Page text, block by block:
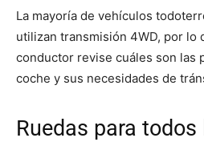
La mayoría de vehículos
utilizan transmisión 4WD, por lo
conductor revise cuáles son las
coche y sus necesidades de
Ruedas para